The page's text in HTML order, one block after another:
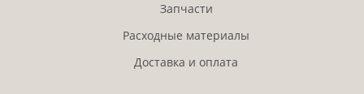
Запчасти
Расходные материалы
Доставка и оплата